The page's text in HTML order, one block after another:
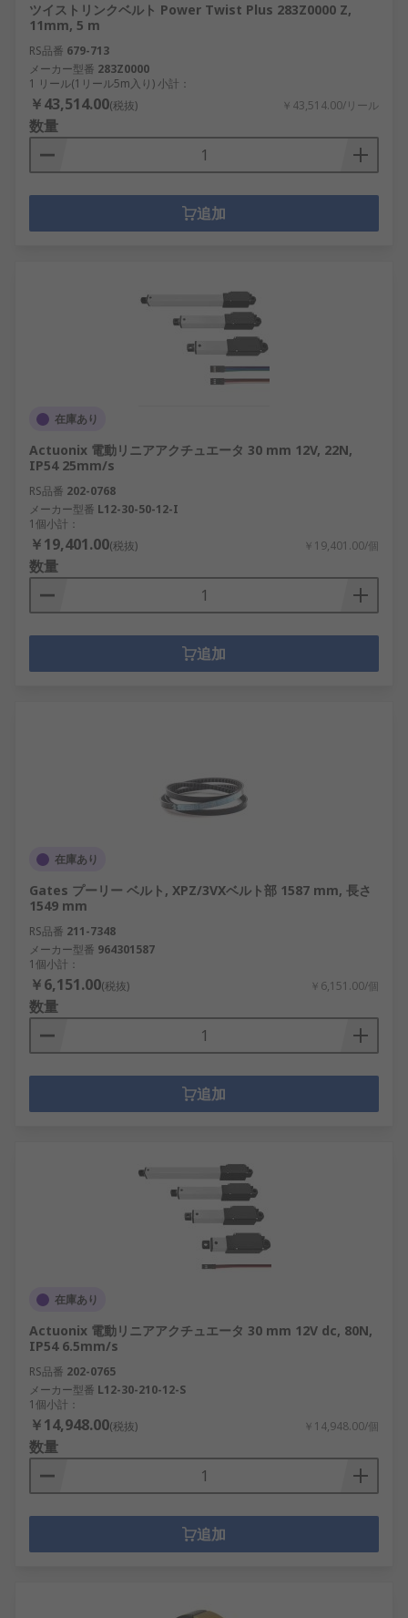
ツイストリンクベルト Power Twist Plus 283Z0000 Z,
11mm, 5 m
RS品番 679-713
メーカー型番 283Z0000
1 リール(1リール5m入り) 小計：
￥43,514.00(税抜) ￥43,514.00/リール
数量
追加
在庫あり
Actuonix 電動リニアアクチュエータ 30 mm 12V, 22N,
IP54 25mm/s
RS品番 202-0768
メーカー型番 L12-30-50-12-I
1個小計：
￥19,401.00(税抜) ￥19,401.00/個
数量
追加
在庫あり
Gates プーリー ベルト, XPZ/3VXベルト部 1587 mm, 長さ
1549 mm
RS品番 211-7348
メーカー型番 964301587
1個小計：
￥6,151.00(税抜) ￥6,151.00/個
数量
追加
在庫あり
Actuonix 電動リニアアクチュエータ 30 mm 12V dc, 80N,
IP54 6.5mm/s
RS品番 202-0765
メーカー型番 L12-30-210-12-S
1個小計：
￥14,948.00(税抜) ￥14,948.00/個
数量
追加